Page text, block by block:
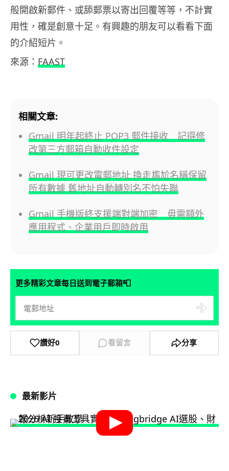
般開啟新郵件、或舔郵票以寄出回覆等等，不計實
用性，確是創意十足。有興趣的朋友可以看看下面
的介紹短片。
來源： FAAST
相關文章:
Gmail 明年起終止 POP3 郵件接收 記得修
改第三方郵箱自動收件設定
Gmail 現可更改電郵地址 換走尷尬名稱保留
所有數據 舊地址自動轉別名不怕失聯
Gmail 手機版終支援端對端加密 毋需額外
應用程式、企業用戶即時啟用
更多精彩文章每日送到電子郵箱📮
讚好0 看留言 分享
最新影片